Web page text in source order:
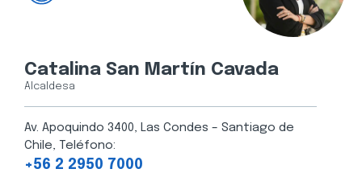
Catalina San Martín Cavada
Alcaldesa
Av. Apoquindo 3400, Las Condes – Santiago de
Chile, Teléfono:
+56 2 2950 7000